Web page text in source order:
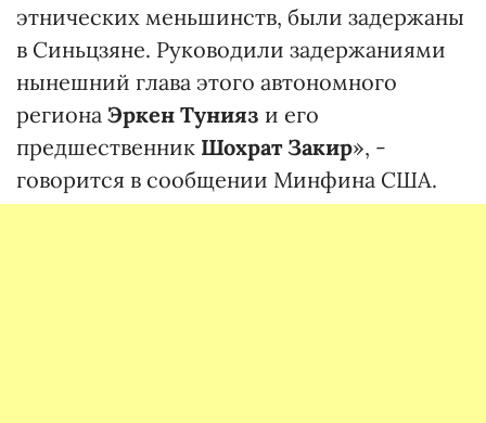
этнических меньшинств, были задержаны
в Синьцзяне. Руководили задержаниями
нынешний глава этого автономного
региона Эркен Тунияз и его
предшественник Шохрат Закир», -
говорится в сообщении Минфина США.